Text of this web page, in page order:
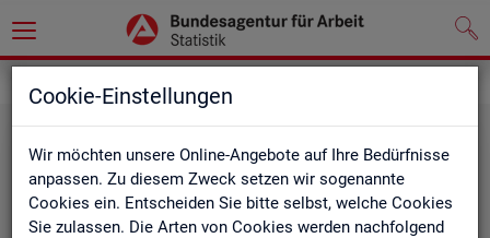
Cookie-Einstellungen
Wir möchten unsere Online-Angebote auf Ihre Bedürfnisse
anpassen. Zu diesem Zweck setzen wir sogenannte
Cookies ein. Entscheiden Sie bitte selbst, welche Cookies
Sie zulassen. Die Arten von Cookies werden nachfolgend